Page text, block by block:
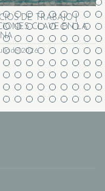
DE TRABAJO |
CLAVE EN LA
del 2026